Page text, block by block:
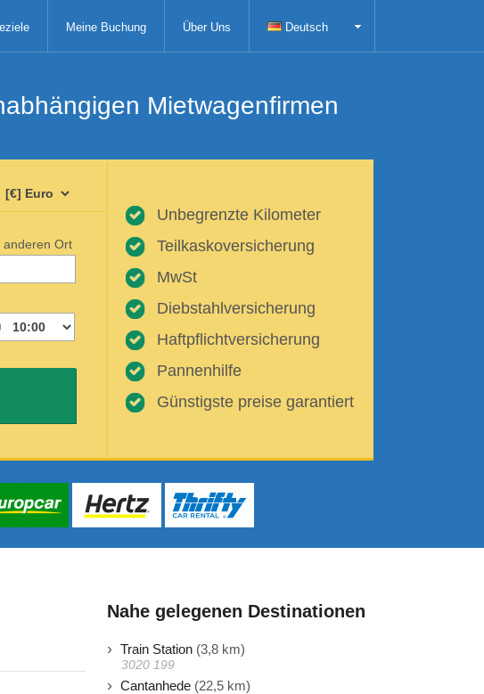
Meine Buchung Über Uns Deutsch
Mietwagenfirmen
anderen Ort
Unbegrenzte Kilometer
Teilkaskoversicherung
MwSt
Diebstahlversicherung
Haftpflichtversicherung
Pannenhilfe
Günstigste preise garantiert
Nahe gelegenen Destinationen
Train Station (3,8 km)
3020 199
Cantanhede (22,5 km)